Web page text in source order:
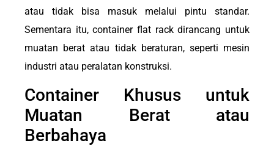
atau tidak bisa masuk melalui pintu standar.
Sementara itu, container flat rack dirancang untuk
muatan berat atau tidak beraturan, seperti mesin
industri atau peralatan konstruksi.
Container Khusus untuk
Muatan Berat atau
Berbahaya